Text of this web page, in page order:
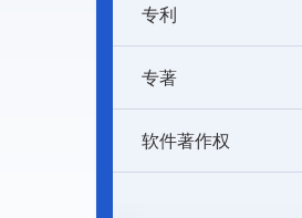
专利
专著
软件著作权